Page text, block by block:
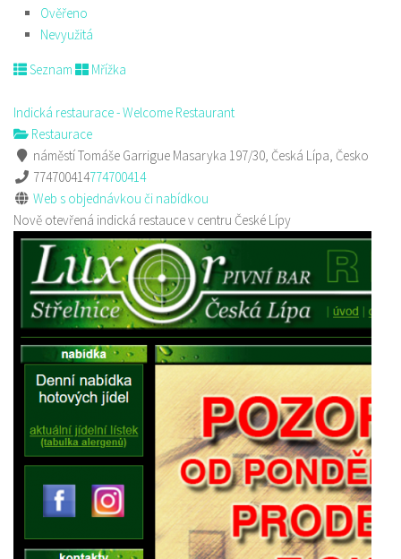
Ověřeno
Nevyužitá
Seznam Mřížka
Indická restaurace - Welcome Restaurant
Restaurace
náměstí Tomáše Garrigue Masaryka 197/30, Česká Lípa, Česko
774700414774700414
Web s objednávkou či nabídkou
Nově otevřená indická restauce v centru České Lípy